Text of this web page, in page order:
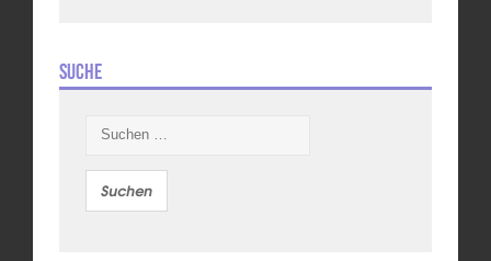
Suche
nach: